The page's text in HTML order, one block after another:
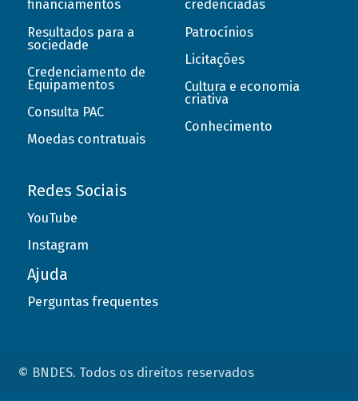
financiamentos
Resultados para a
sociedade
Credenciamento de
Equipamentos
Consulta PAC
Moedas contratuais
credenciadas
Patrocínios
Licitações
Cultura e economia
criativa
Conhecimento
Redes Sociais
YouTube
Instagram
Ajuda
Perguntas frequentes
© BNDES. Todos os direitos reservados